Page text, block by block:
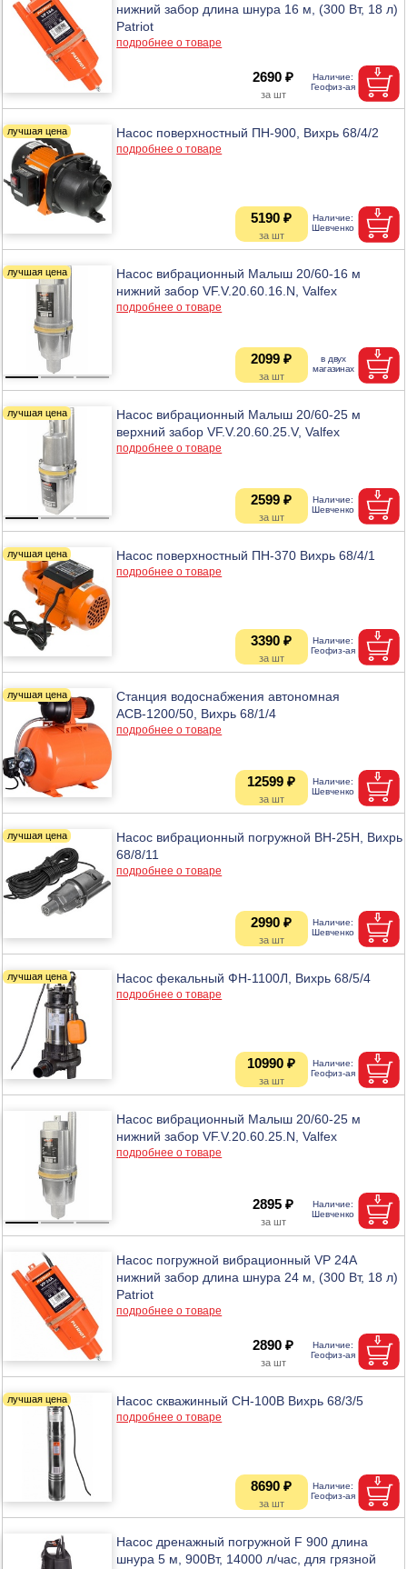
нижний забор длина шнура 16 м, (300 Вт, 18 л)
Patriot
подробнее о товаре
2690 ₽
Насос поверхностный ПН-900, Вихрь 68/4/2
подробнее о товаре
5190 ₽
Насос вибрационный Малыш 20/60-16 м
нижний забор VF.V.20.60.16.N, Valfex
подробнее о товаре
2099 ₽
Насос вибрационный Малыш 20/60-25 м
верхний забор VF.V.20.60.25.V, Valfex
подробнее о товаре
2599 ₽
Насос поверхностный ПН-370 Вихрь 68/4/1
подробнее о товаре
3390 ₽
Станция водоснабжения автономная
АСВ-1200/50, Вихрь 68/1/4
подробнее о товаре
12599 ₽
Насос вибрационный погружной ВН-25Н, Вихрь
68/8/11
подробнее о товаре
2990 ₽
Насос фекальный ФН-1100Л, Вихрь 68/5/4
подробнее о товаре
10990 ₽
Насос вибрационный Малыш 20/60-25 м
нижний забор VF.V.20.60.25.N, Valfex
подробнее о товаре
2895 ₽
Насос погружной вибрационный VP 24A
нижний забор длина шнура 24 м, (300 Вт, 18 л)
Patriot
подробнее о товаре
2890 ₽
Насос скважинный СН-100B Вихрь 68/3/5
подробнее о товаре
8690 ₽
Насос дренажный погружной F 900 длина
шнура 5 м, 900Вт, 14000 л/час, для грязной